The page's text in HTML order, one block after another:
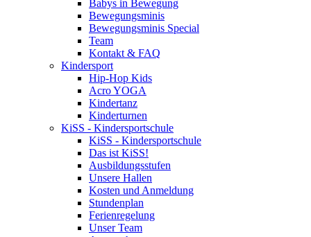
Babys in Bewegung
Bewegungsminis
Bewegungsminis Special
Team
Kontakt & FAQ
Kindersport
Hip-Hop Kids
Acro YOGA
Kindertanz
Kinderturnen
KiSS - Kindersportschule
KiSS - Kindersportschule
Das ist KiSS!
Ausbildungsstufen
Unsere Hallen
Kosten und Anmeldung
Stundenplan
Ferienregelung
Unser Team